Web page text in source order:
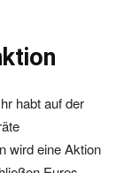
habt auf der
wird eine Aktion